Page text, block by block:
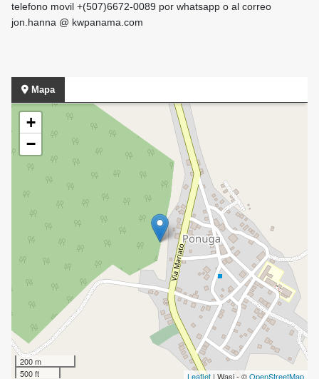
telefono movil +(507)6672-0089 por whatsapp o al correo
jon.hanna @ kwpanama.com
Mapa
+
−
200 m
500 ft
Leaflet | Wasi - ©OpenStreetMap